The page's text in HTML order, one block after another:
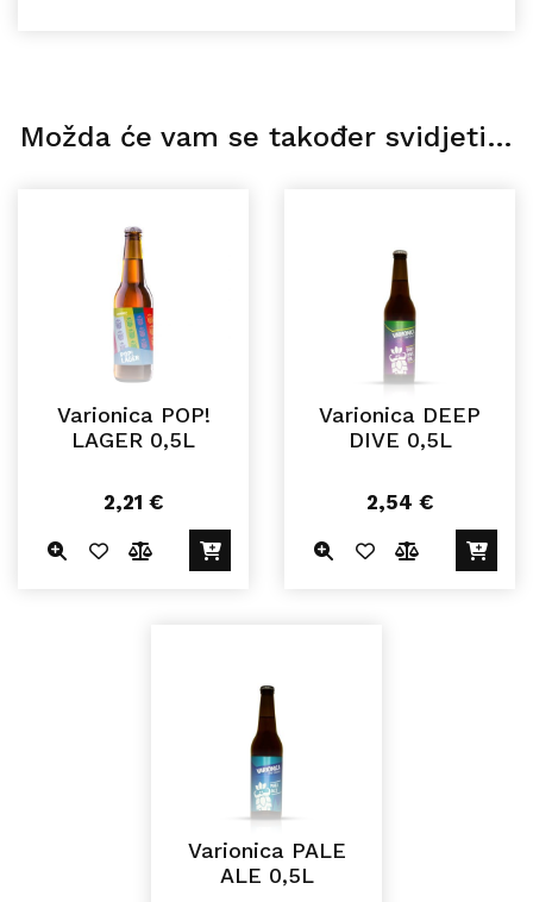
Možda će vam se također svidjeti…
Varionica POP!
LAGER 0,5L
2,21 €
Varionica DEEP
DIVE 0,5L
2,54 €
Varionica PALE
ALE 0,5L